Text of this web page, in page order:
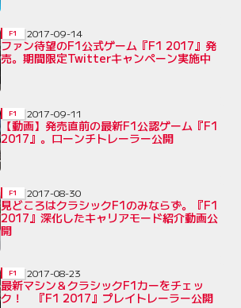
ファン待望のF1公式ゲーム『F1 2017』発
売。期間限定Twitterキャンペーン実施中
F1 2017-09-14
【動画】発売直前の最新F1公認ゲーム『F1
2017』。ローンチトレーラー公開
F1 2017-09-11
見どころはクラシックF1のみならず。『F1
2017』深化したキャリアモード紹介動画公
開
F1 2017-08-30
最新マシン＆クラシックF1カーをチェッ
ク！ 『F1 2017』プレイトレーラー公開
F1 2017-08-23